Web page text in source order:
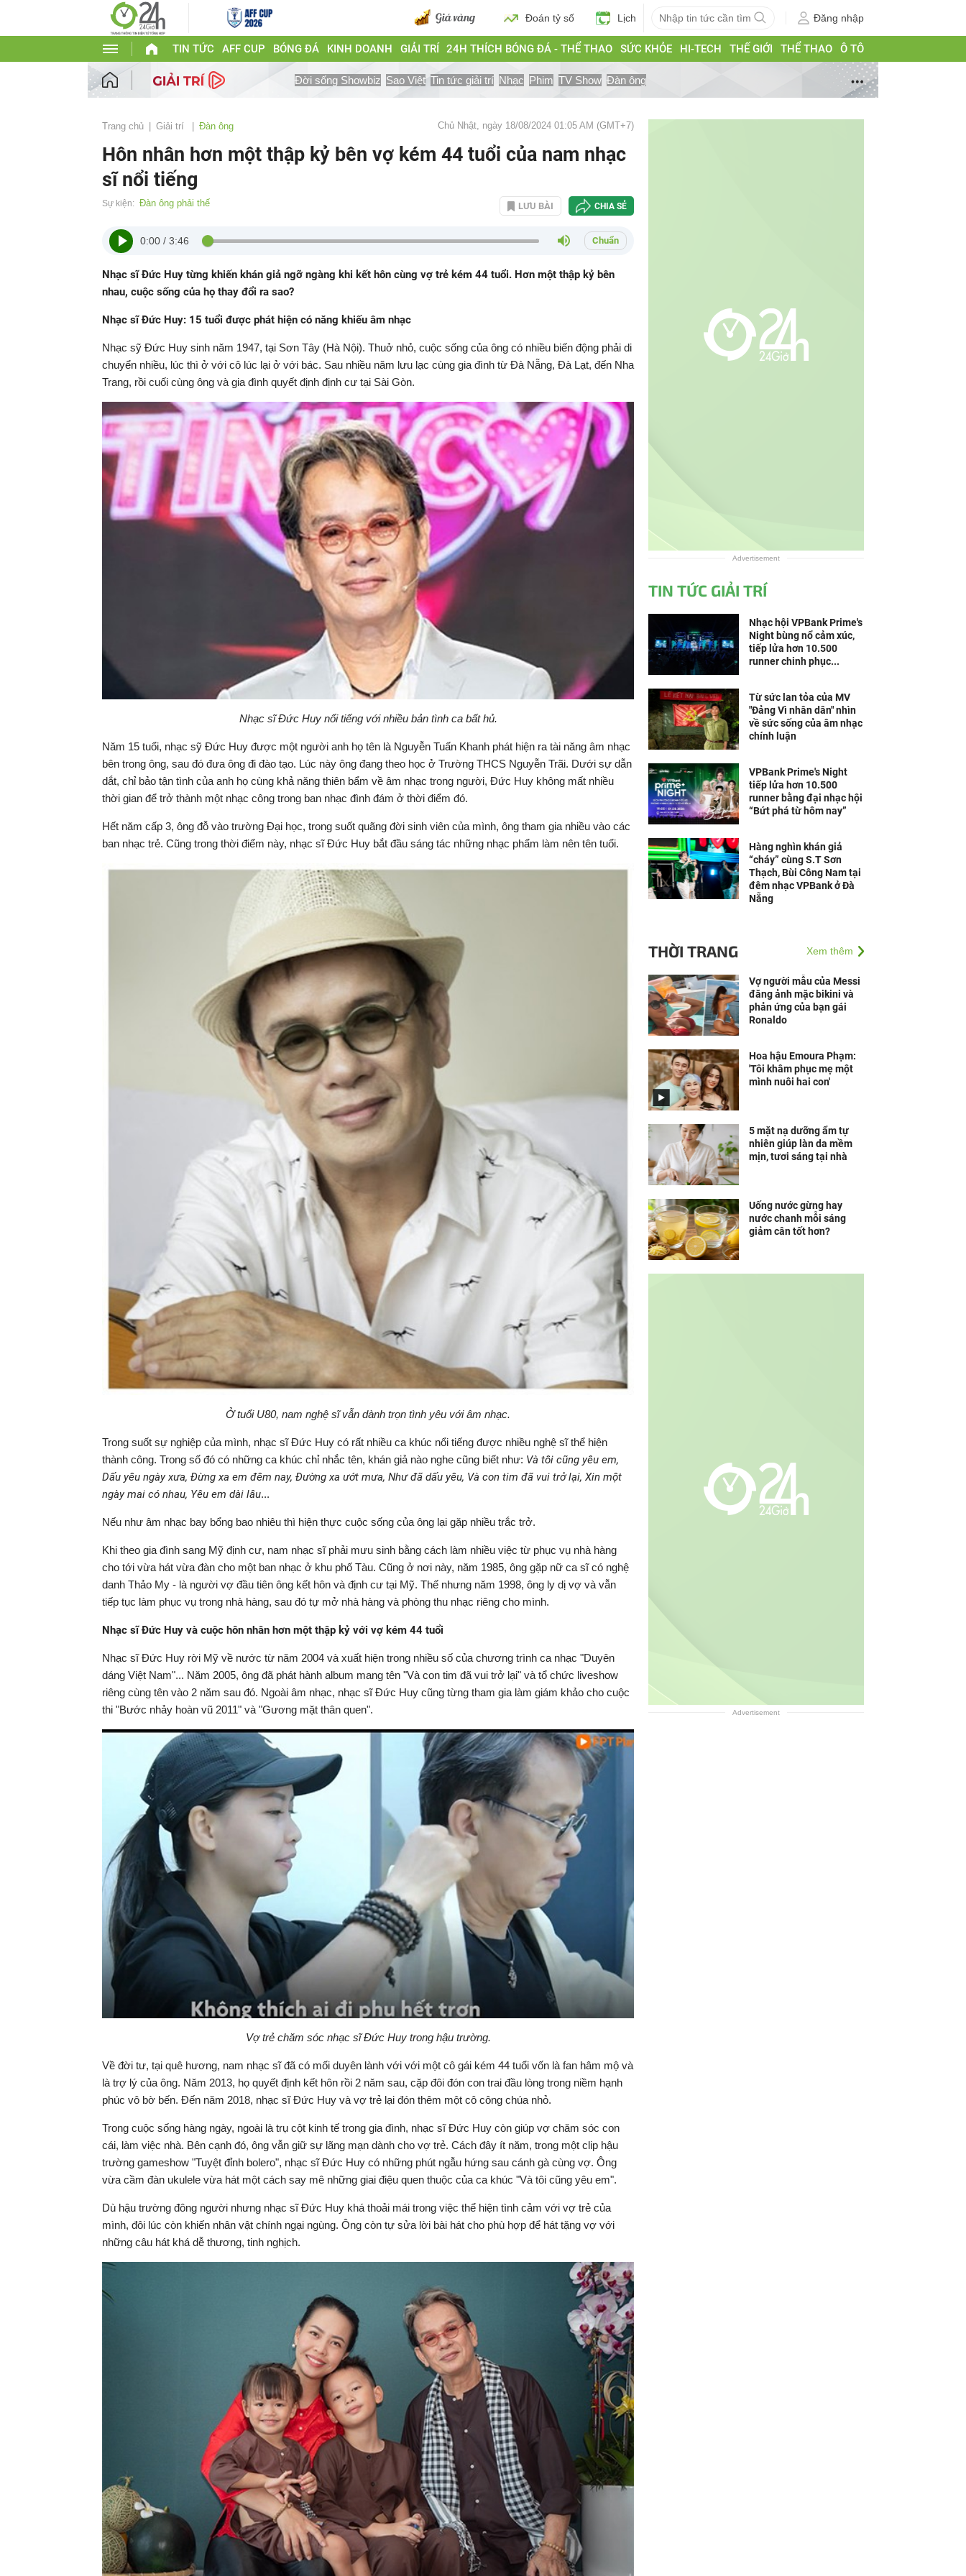
Đoán tỷ số Lịch Đăng nhập
TIN TỨC AFF CUP BÓNG ĐÁ KINH DOANH GIẢI TRÍ 24H THÍCH BÓNG ĐÁ - THỂ THAO SỨC KHỎE HI-TECH THẾ GIỚI THỂ THAO Ô TÔ
Đời sống Showbiz Sao Việt Tin tức giải trí Nhạc Phim TV Show Đàn ông
Trang chủ Giải trí Đàn ông Chủ Nhật, ngày 18/08/2024 01:05 AM (GMT+7)
Hôn nhân hơn một thập kỷ bên vợ kém 44 tuổi của nam nhạc
sĩ nổi tiếng
Sự kiện: Đàn ông phải thế LƯU BÀI CHIA SẺ
0:00 / 3:46 Chuẩn
Nhạc sĩ Đức Huy từng khiến khán giả ngỡ ngàng khi kết hôn cùng vợ trẻ kém 44 tuổi. Hơn một thập kỷ bên
nhau, cuộc sống của họ thay đổi ra sao?
Nhạc sĩ Đức Huy: 15 tuổi được phát hiện có năng khiếu âm nhạc
Nhạc sỹ Đức Huy sinh năm 1947, tại Sơn Tây (Hà Nội). Thuở nhỏ, cuộc sống của ông có nhiều biến động phải di
chuyển nhiều, lúc thì ở với cô lúc lại ở với bác. Sau nhiều năm lưu lạc cùng gia đình từ Đà Nẵng, Đà Lạt, đến Nha
Trang, rồi cuối cùng ông và gia đình quyết định định cư tại Sài Gòn.
Nhạc sĩ Đức Huy nổi tiếng với nhiều bản tình ca bất hủ.
Năm 15 tuổi, nhạc sỹ Đức Huy được một người anh họ tên là Nguyễn Tuấn Khanh phát hiện ra tài năng âm nhạc
bên trong ông, sau đó đưa ông đi đào tạo. Lúc này ông đang theo học ở Trường THCS Nguyễn Trãi. Dưới sự dẫn
dắt, chỉ bảo tận tình của anh họ cùng khả năng thiên bẩm về âm nhạc trong người, Đức Huy không mất nhiều
thời gian để trở thành một nhạc công trong ban nhạc đình đám ở thời điểm đó.
Hết năm cấp 3, ông đỗ vào trường Đại học, trong suốt quãng đời sinh viên của mình, ông tham gia nhiều vào các
ban nhạc trẻ. Cũng trong thời điểm này, nhạc sĩ Đức Huy bắt đầu sáng tác những nhạc phẩm làm nên tên tuổi.
Ở tuổi U80, nam nghệ sĩ vẫn dành trọn tình yêu với âm nhạc.
Trong suốt sự nghiệp của mình, nhạc sĩ Đức Huy có rất nhiều ca khúc nổi tiếng được nhiều nghệ sĩ thể hiện
thành công. Trong số đó có những ca khúc chỉ nhắc tên, khán giả nào nghe cũng biết như: Và tôi cũng yêu em,
Dấu yêu ngày xưa, Đừng xa em đêm nay, Đường xa ướt mưa, Như đã dấu yêu, Và con tim đã vui trở lại, Xin một
ngày mai có nhau, Yêu em dài lâu...
Nếu như âm nhạc bay bổng bao nhiêu thì hiện thực cuộc sống của ông lại gặp nhiều trắc trở.
Khi theo gia đình sang Mỹ định cư, nam nhạc sĩ phải mưu sinh bằng cách làm nhiều việc từ phục vụ nhà hàng
cho tới vừa hát vừa đàn cho một ban nhạc ở khu phố Tàu. Cũng ở nơi này, năm 1985, ông gặp nữ ca sĩ có nghệ
danh Thảo My - là người vợ đầu tiên ông kết hôn và định cư tại Mỹ. Thế nhưng năm 1998, ông ly dị vợ và vẫn
tiếp tục làm phục vụ trong nhà hàng, sau đó tự mở nhà hàng và phòng thu nhạc riêng cho mình.
Nhạc sĩ Đức Huy và cuộc hôn nhân hơn một thập kỷ với vợ kém 44 tuổi
Nhạc sĩ Đức Huy rời Mỹ về nước từ năm 2004 và xuất hiện trong nhiều số của chương trình ca nhạc "Duyên
dáng Việt Nam"... Năm 2005, ông đã phát hành album mang tên "Và con tim đã vui trở lại" và tổ chức liveshow
riêng cùng tên vào 2 năm sau đó. Ngoài âm nhạc, nhạc sĩ Đức Huy cũng từng tham gia làm giám khảo cho cuộc
thi "Bước nhảy hoàn vũ 2011" và "Gương mặt thân quen".
Vợ trẻ chăm sóc nhạc sĩ Đức Huy trong hậu trường.
Về đời tư, tại quê hương, nam nhạc sĩ đã có mối duyên lành với với một cô gái kém 44 tuổi vốn là fan hâm mộ và
là trợ lý của ông. Năm 2013, họ quyết định kết hôn rồi 2 năm sau, cặp đôi đón con trai đầu lòng trong niềm hạnh
phúc vô bờ bến. Đến năm 2018, nhạc sĩ Đức Huy và vợ trẻ lại đón thêm một cô công chúa nhỏ.
Trong cuộc sống hàng ngày, ngoài là trụ cột kinh tế trong gia đình, nhạc sĩ Đức Huy còn giúp vợ chăm sóc con
cái, làm việc nhà. Bên cạnh đó, ông vẫn giữ sự lãng mạn dành cho vợ trẻ. Cách đây ít năm, trong một clip hậu
trường gameshow "Tuyệt đỉnh bolero", nhạc sĩ Đức Huy có những phút ngẫu hứng sau cánh gà cùng vợ. Ông
vừa cầm đàn ukulele vừa hát một cách say mê những giai điệu quen thuộc của ca khúc "Và tôi cũng yêu em".
Dù hậu trường đông người nhưng nhạc sĩ Đức Huy khá thoải mái trong việc thể hiện tình cảm với vợ trẻ của
mình, đôi lúc còn khiến nhân vật chính ngại ngùng. Ông còn tự sửa lời bài hát cho phù hợp để hát tặng vợ với
những câu hát khá dễ thương, tinh nghịch.
Advertisement
TIN TỨC GIẢI TRÍ
Nhạc hội VPBank Prime's
Night bùng nổ cảm xúc,
tiếp lửa hơn 10.500
runner chinh phục...
Từ sức lan tỏa của MV
"Đảng Vì nhân dân" nhìn
về sức sống của âm nhạc
chính luận
VPBank Prime's Night
tiếp lửa hơn 10.500
runner bằng đại nhạc hội
“Bứt phá từ hôm nay”
Hàng nghìn khán giả
“cháy” cùng S.T Sơn
Thạch, Bùi Công Nam tại
đêm nhạc VPBank ở Đà
Nẵng
THỜI TRANG Xem thêm
Vợ người mẫu của Messi
đăng ảnh mặc bikini và
phản ứng của bạn gái
Ronaldo
Hoa hậu Emoura Phạm:
'Tôi khâm phục mẹ một
mình nuôi hai con'
5 mặt nạ dưỡng ẩm tự
nhiên giúp làn da mềm
mịn, tươi sáng tại nhà
Uống nước gừng hay
nước chanh mỗi sáng
giảm cân tốt hơn?
Advertisement